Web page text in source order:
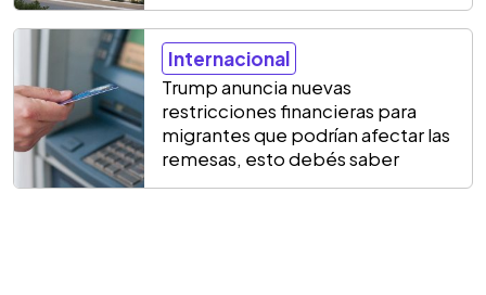
Internacional
Trump anuncia nuevas
restricciones financieras para
migrantes que podrían afectar las
remesas, esto debés saber